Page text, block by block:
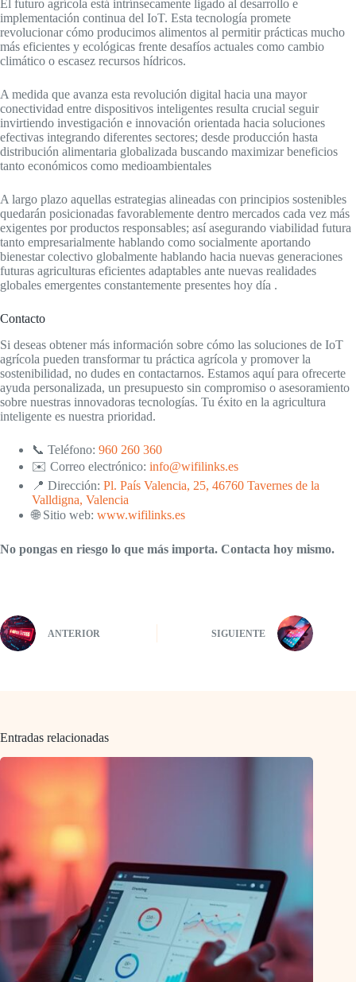
El futuro agrícola está intrínsecamente ligado al desarrollo e
implementación continua del IoT. Esta tecnología promete
revolucionar cómo producimos alimentos al permitir prácticas mucho
más eficientes y ecológicas frente desafíos actuales como cambio
climático o escasez recursos hídricos.
A medida que avanza esta revolución digital hacia una mayor
conectividad entre dispositivos inteligentes resulta crucial seguir
invirtiendo investigación e innovación orientada hacia soluciones
efectivas integrando diferentes sectores; desde producción hasta
distribución alimentaria globalizada buscando maximizar beneficios
tanto económicos como medioambientales
A largo plazo aquellas estrategias alineadas con principios sostenibles
quedarán posicionadas favorablemente dentro mercados cada vez más
exigentes por productos responsables; así asegurando viabilidad futura
tanto empresarialmente hablando como socialmente aportando
bienestar colectivo globalmente hablando hacia nuevas generaciones
futuras agriculturas eficientes adaptables ante nuevas realidades
globales emergentes constantemente presentes hoy día .
Contacto
Si deseas obtener más información sobre cómo las soluciones de IoT
agrícola pueden transformar tu práctica agrícola y promover la
sostenibilidad, no dudes en contactarnos. Estamos aquí para ofrecerte
ayuda personalizada, un presupuesto sin compromiso o asesoramiento
sobre nuestras innovadoras tecnologías. Tu éxito en la agricultura
inteligente es nuestra prioridad.
📞 Teléfono: 960 260 360
✉️ Correo electrónico: info@wifilinks.es
📍 Dirección: Pl. País Valencia, 25, 46760 Tavernes de la
Valldigna, Valencia
🌐 Sitio web: www.wifilinks.es
No pongas en riesgo lo que más importa. Contacta hoy mismo.
ANTERIOR SIGUIENTE
Entradas relacionadas